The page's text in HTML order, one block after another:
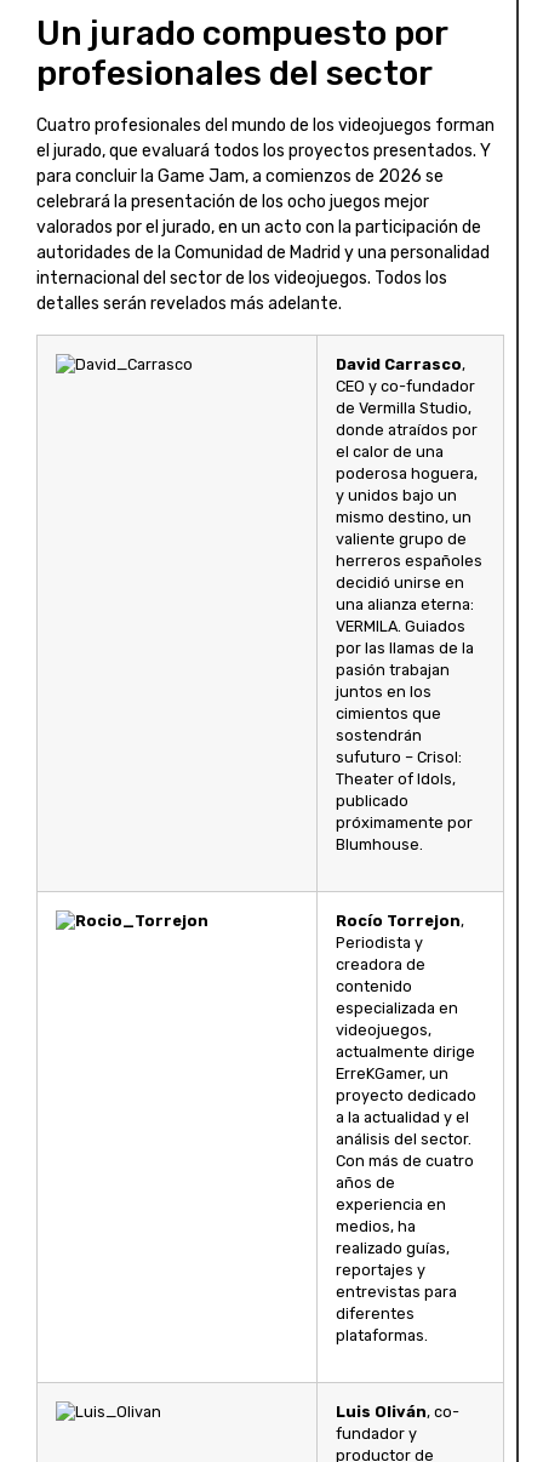
Un jurado compuesto por
profesionales del sector
Cuatro profesionales del mundo de los videojuegos forman
el jurado, que evaluará todos los proyectos presentados. Y
para concluir la Game Jam, a comienzos de 2026 se
celebrará la presentación de los ocho juegos mejor
valorados por el jurado, en un acto con la participación de
autoridades de la Comunidad de Madrid y una personalidad
internacional del sector de los videojuegos. Todos los
detalles serán revelados más adelante.
David Carrasco,
CEO y co-fundador
de Vermilla Studio,
donde atraídos por
el calor de una
poderosa hoguera,
y unidos bajo un
mismo destino, un
valiente grupo de
herreros españoles
decidió unirse en
una alianza eterna:
VERMILA. Guiados
por las llamas de la
pasión trabajan
juntos en los
cimientos que
sostendrán
sufuturo – Crisol:
Theater of Idols,
publicado
próximamente por
Blumhouse.
Rocío Torrejon,
Periodista y
creadora de
contenido
especializada en
videojuegos,
actualmente dirige
ErreKGamer, un
proyecto dedicado
a la actualidad y el
análisis del sector.
Con más de cuatro
años de
experiencia en
medios, ha
realizado guías,
reportajes y
entrevistas para
diferentes
plataformas.
Luis Oliván, co-
fundador y
productor de